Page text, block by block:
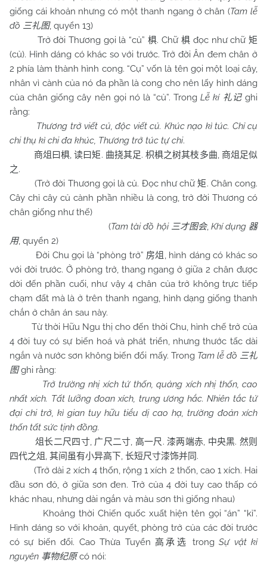
giống cái khoản nhưng có một thanh ngang ở chân (Tam lễ
đồ 三礼图, quyển 13)
Trở đời Thương gọi là “củ” 椇. Chữ 椇 đọc như chữ矩
(củ). Hình dáng có khác so với trước. Trở đời Ân đem chân ở
2 phía làm thành hình cong. “Cụ” vốn là tên gọi một loại cây,
nhân vì cành của nó đa phần là cong cho nên lấy hình dáng
của chân giống cây nên gọi nó là “củ”. TrongLễ kí 礼记ghi
rằng:
Thương trở viết củ, độc viết củ. Khúc nạo kì túc. Chỉ cụ
chi thụ kì chi đa khúc, Thương trở túc tự chi.
商俎曰椇,读曰矩. 曲挠其足.枳椇之树其枝多曲, 商俎足似
之.
(Trở đời Thương gọi là củ. Đọc như chữ矩. Chân cong.
Cây chỉ cây củ cành phần nhiều là cong, trở đời Thương có
chân giống như thế)
(Tam tài đồ hội 三才图会, Khí dụng 器
用, quyển 2)
Đời Chu gọi là “phòng trở” 房俎 , hình dáng có khác so
với đời trước. Ở phòng trở, thang ngang ở giữa 2 chân được
dời đến phần cuối, như vậy 4 chân của trở không trực tiếp
chạm đất mà là ở trên thanh ngang, hình dạng giống thanh
chắn ở chân án sau này.
Từ thời Hữu Ngu thị cho đến thời Chu, hình chế trở của
4 đời tuy có sự biến hoá và phát triển, nhưng thước tấc dài
ngắn và nước sơn không biến đổi mấy. Trong Tam lễ đồ 三礼
图ghi rằng:
Trở trường nhị xích tứ thốn, quảng xích nhị thốn, cao
nhất xích. Tất lưỡng đoan xích, trung ương hắc. Nhiên tắc tứ
đại chi trở, kì gian tuy hữu tiểu dị cao hạ, trường đoản xích
thốn tất sức tịnh đồng.
俎长二尺四寸, 广尺二寸, 高一尺 . 漆两端赤, 中央黑. 然则
四代之俎, 其间虽有小异高下, 长短尺寸漆饰并同 .
(Trở dài 2 xích 4 thốn, rộng 1 xích 2 thốn, cao 1 xích. Hai
đầu sơn đỏ, ở giữa sơn đen. Trở của 4 đời tuy cao thấp có
khác nhau, nhưng dài ngắn và màu sơn thì giống nhau)
Khoảng thời Chiến quốc xuất hiện tên gọi “án” “kỉ”.
Hình dáng so với khoản, quyết, phòng trở của các đời trước
có sự biến đổi. Cao Thừa Tuyển 高承选 trongSự vật kỉ
nguyên 事物纪原có nói: